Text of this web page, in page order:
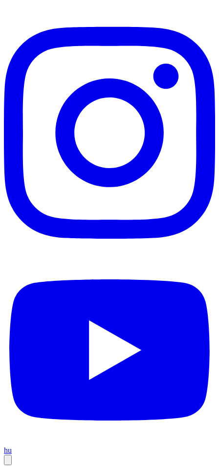
hu